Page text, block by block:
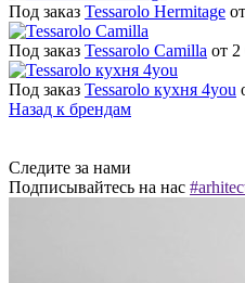
Под заказ Tessarolo Hermitage
Под заказ Tessarolo Camilla от 2
Под заказ Tessarolo кухня 4you
Назад к брендам
Следите за нами
Подписывайтесь на нас